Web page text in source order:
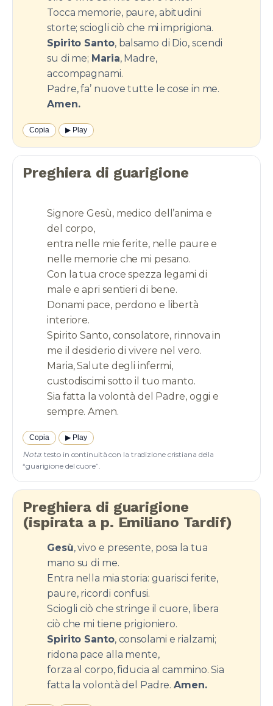
Tocca memorie, paure, abitudini
storte; sciogli ciò che mi imprigiona.
Spirito Santo, balsamo di Dio, scendi
su di me; Maria, Madre,
accompagnami.
Padre, fa’ nuove tutte le cose in me.
Amen.
Copia ▶︎ Play
Preghiera di guarigione
Signore Gesù, medico dell’anima e
del corpo,
entra nelle mie ferite, nelle paure e
nelle memorie che mi pesano.
Con la tua croce spezza legami di
male e apri sentieri di bene.
Donami pace, perdono e libertà
interiore.
Spirito Santo, consolatore, rinnova in
me il desiderio di vivere nel vero.
Maria, Salute degli infermi,
custodiscimi sotto il tuo manto.
Sia fatta la volontà del Padre, oggi e
Copia ▶︎ Play
Nota: testo in continuità con la tradizione cristiana della
“guarigione del cuore”.
Preghiera di guarigione
(ispirata a p. Emiliano Tardif)
Gesù, vivo e presente, posa la tua
mano su di me.
Entra nella mia storia: guarisci ferite,
paure, ricordi confusi.
Sciogli ciò che stringe il cuore, libera
ciò che mi tiene prigioniero.
Spirito Santo, consolami e rialzami;
ridona pace alla mente,
forza al corpo, fiducia al cammino. Sia
fatta la volontà del Padre.Amen.